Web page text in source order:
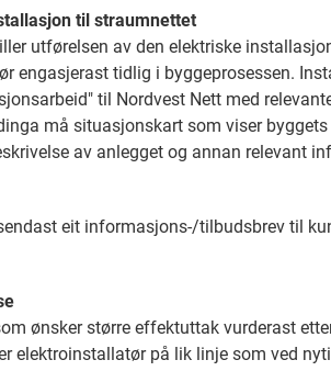
til straumnettet
utførelsen av den elektriske
engasjerast tidlig i byggeprosessen.
til Nordvest Nett med
må situasjonskart som viser
av anlegget og annan relevant
eit informasjons-/tilbudsbrev til
ønsker større effektuttak vurderast
elektroinstallatør på lik linje som ved